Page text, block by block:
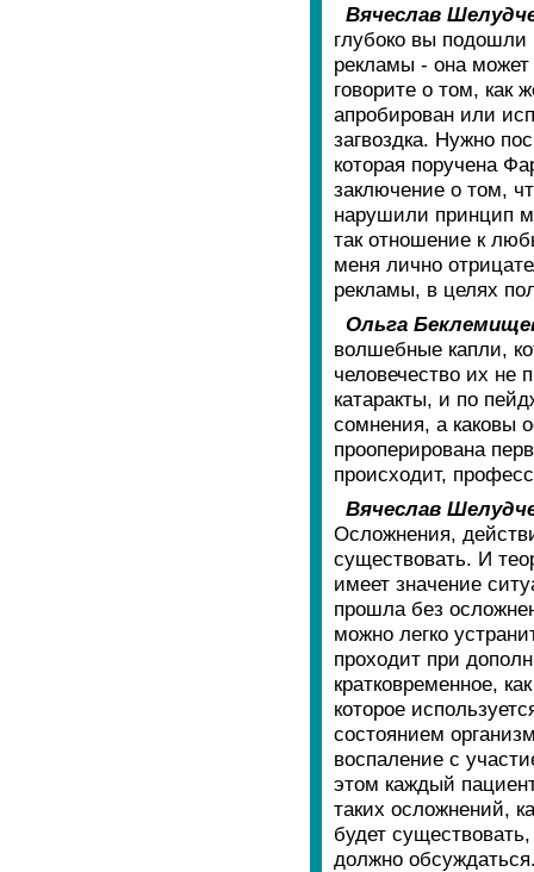
Вячеслав
глубоко вы подошли
рекламы - она
говорите о том, как
апробирован или
загвоздка. Нужно
которая поручена
заключение о том,
нарушили принцип
так отношение к
меня лично
рекламы, в целях
Ольга
волшебные капли,
человечество их не
катаракты, и по
сомнения, а каковы
прооперирована
происходит,
Вячеслав
Осложнения,
существовать. И
имеет значение
прошла без
можно легко
проходит при
кратковременное,
которое
состоянием
воспаление с
этом каждый
таких осложнений,
будет
должно